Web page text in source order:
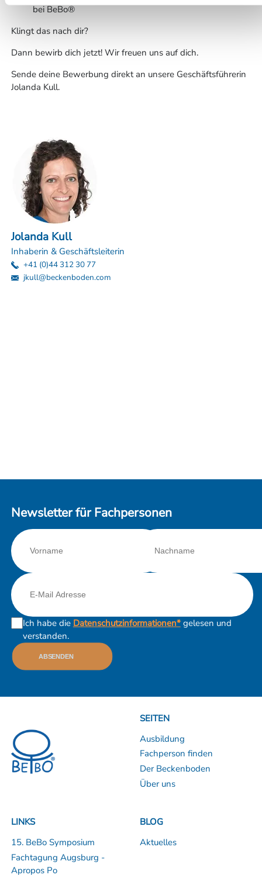
bei BeBo®
Klingt das nach dir?
Dann bewirb dich jetzt! Wir freuen uns auf dich.
Sende deine Bewerbung direkt an unsere Geschäftsführerin
Jolanda Kull.
Jolanda Kull
Inhaberin & Geschäftsleiterin
+41 (0)44 312 30 77
jkull@beckenboden.com
Newsletter für Fachpersonen
Ich habe die Datenschutzinformationen*gelesen und
verstanden.
ABSENDEN
SEITEN
Ausbildung
Fachperson finden
Der Beckenboden
Über uns
LINKS
15. BeBo Symposium
Fachtagung Augsburg -
Apropos Po
BLOG
Aktuelles